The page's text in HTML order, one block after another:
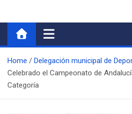
Home
Delegación municipal de
Celebrado el Campeonato de
Categoría